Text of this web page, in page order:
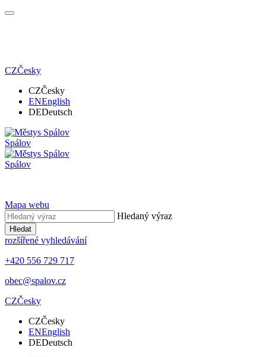
CZČesky
CZČesky
ENEnglish
DEDeutsch
Spálov
Spálov
Mapa webu
Hledaný výraz
Hledat
rozšířené vyhledávání
+420 556 729 717
obec@spalov.cz
CZČesky
CZČesky
ENEnglish
DEDeutsch